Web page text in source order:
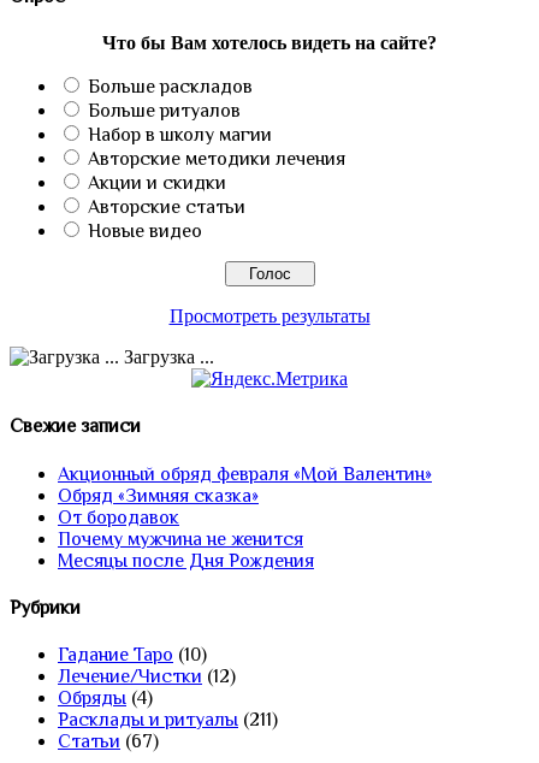
Что бы Вам хотелось видеть на сайте?
Больше раскладов
Больше ритуалов
Набор в школу магии
Авторские методики лечения
Акции и скидки
Авторские статьи
Новые видео
Просмотреть результаты
Загрузка ...
Свежие записи
Акционный обряд февраля «Мой Валентин»
Обряд «Зимняя сказка»
От бородавок
Почему мужчина не женится
Месяцы после Дня Рождения
Рубрики
Гадание Таро (10)
Лечение/Чистки (12)
Обряды (4)
Расклады и ритуалы (211)
Статьи (67)